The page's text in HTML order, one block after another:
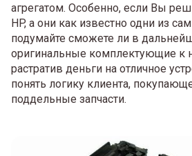
агрегатом. Особенно, если Вы
HP, а они как известно одни из
подумайте сможете ли в
оригинальные комплектующие к
растратив деньги на отличное
понять логику клиента,
поддельные запчасти.